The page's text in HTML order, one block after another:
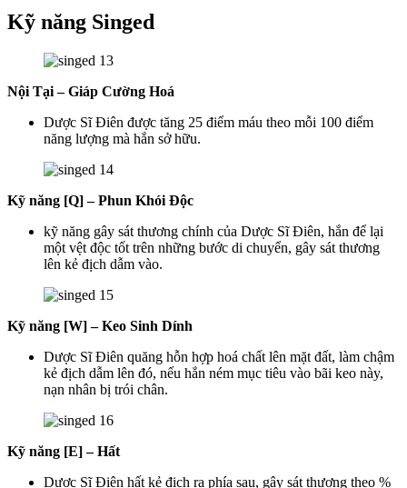
Kỹ năng Singed
Nội Tại – Giáp Cường Hoá
Dược Sĩ Điên được tăng 25 điểm máu theo mỗi 100 điểm
năng lượng mà hắn sở hữu.
Kỹ năng [Q] – Phun Khói Độc
kỹ năng gây sát thương chính của Dược Sĩ Điên, hắn để lại
một vệt độc tốt trên những bước di chuyển, gây sát thương
lên kẻ địch dẫm vào.
Kỹ năng [W] – Keo Sinh Dính
Dược Sĩ Điên quăng hỗn hợp hoá chất lên mặt đất, làm chậm
kẻ địch dẫm lên đó, nếu hắn ném mục tiêu vào bãi keo này,
nạn nhân bị trói chân.
Kỹ năng [E] – Hất
Dược Sĩ Điên hất kẻ địch ra phía sau, gây sát thương theo %